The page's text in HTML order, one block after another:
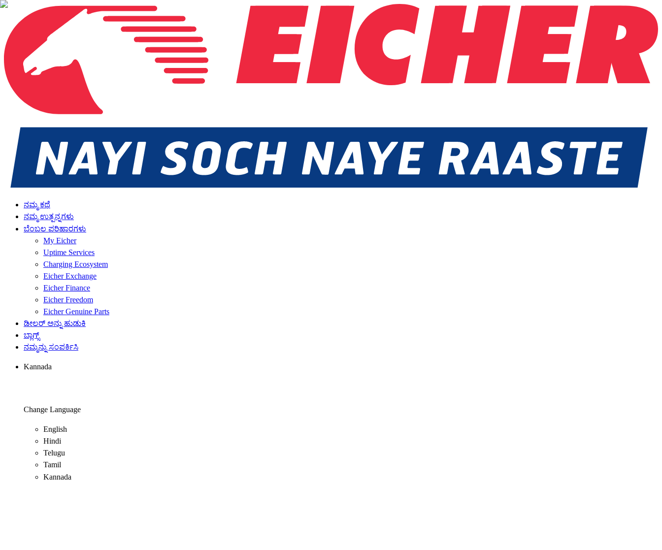
ನಮ್ಮ ಕಥೆ
ನಮ್ಮ ಉತ್ಪನ್ನಗಳು
ಬೆಂಬಲ ಪರಿಹಾರಗಳು
My Eicher
Uptime Services
Charging Ecosystem
Eicher Exchange
Eicher Finance
Eicher Freedom
Eicher Genuine Parts
ಡೀಲರ್ ಅನ್ನು ಹುಡುಕಿ
ಬ್ಲಾಗ್ಸ್
ನಮ್ಮನ್ನು ಸಂಪರ್ಕಿಸಿ
Kannada
Change Language
English
Hindi
Telugu
Tamil
Kannada